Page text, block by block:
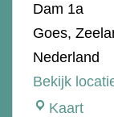
Dam 1a
Goes,
Nederland
Bekijk
Kaart